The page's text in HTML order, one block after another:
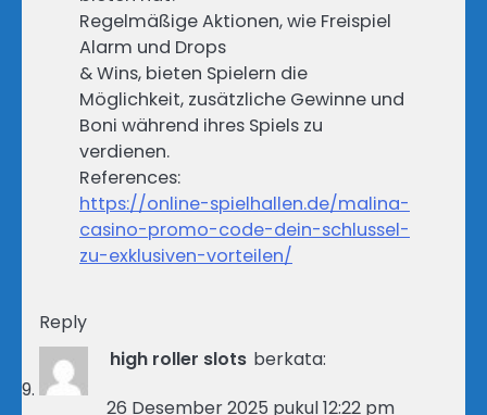
Regelmäßige Aktionen, wie Freispiel
Alarm und Drops
& Wins, bieten Spielern die
Möglichkeit, zusätzliche Gewinne und
Boni während ihres Spiels zu
verdienen.
References:
https://online-spielhallen.de/malina-
casino-promo-code-dein-schlussel-
zu-exklusiven-vorteilen/
Reply
high roller slots berkata:
26 Desember 2025 pukul 12:22 pm